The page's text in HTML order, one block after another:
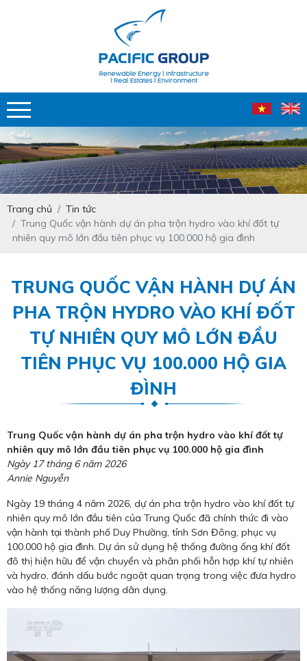
Trang chủ
Tin tức
Trung Quốc vận hành dự án pha trộn hydro vào khí đốt tự
nhiên quy mô lớn đầu tiên phục vụ 100.000 hộ gia đình
TRUNG QUỐC VẬN HÀNH DỰ ÁN
PHA TRỘN HYDRO VÀO KHÍ ĐỐT
TỰ NHIÊN QUY MÔ LỚN ĐẦU
TIÊN PHỤC VỤ 100.000 HỘ GIA
ĐÌNH
Trung Quốc vận hành dự án pha trộn hydro vào khí đốt tự
nhiên quy mô lớn đầu tiên phục vụ 100.000 hộ gia đình
Ngày 17 tháng 6 năm 2026
Annie Nguyễn
Ngày 19 tháng 4 năm 2026, dự án pha trộn hydro vào khí đốt tự
nhiên quy mô lớn đầu tiên của Trung Quốc đã chính thức đi vào
vận hành tại thành phố Duy Phường, tỉnh Sơn Đông, phục vụ
100.000 hộ gia đình. Dự án sử dụng hệ thống đường ống khí đốt
đô thị hiện hữu để vận chuyển và phân phối hỗn hợp khí tự nhiên
và hydro, đánh dấu bước ngoặt quan trọng trong việc đưa hydro
vào hệ thống năng lượng dân dụng.